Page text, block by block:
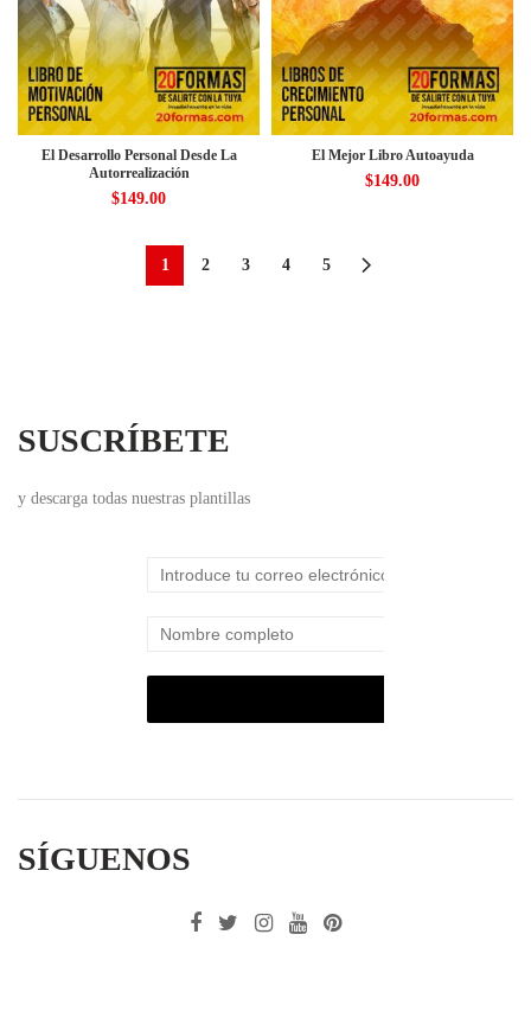
El Desarrollo Personal Desde La
Autorrealización
$149.00
El Mejor Libro Autoayuda
$149.00
1 2 3 4 5
SUSCRÍBETE
y descarga todas nuestras plantillas
SÍGUENOS